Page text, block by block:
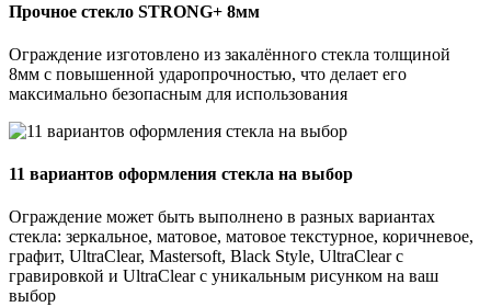
Прочное стекло STRONG+ 8мм
Ограждение изготовлено из закалённого стекла толщиной
8мм с повышенной ударопрочностью, что делает его
максимально безопасным для использования
11 вариантов оформления стекла на выбор
Ограждение может быть выполнено в разных вариантах
стекла: зеркальное, матовое, матовое текстурное, коричневое,
графит, UltraClear, Mastersoft, Black Style, UltraClear с
гравировкой и UltraClear с уникальным рисунком на ваш
выбор